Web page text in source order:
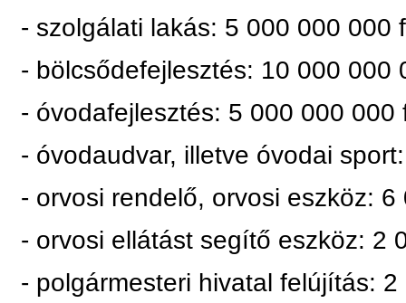
- szolgálati lakás: 5 000 000 000
- bölcsődefejlesztés: 10 000 000
- óvodafejlesztés: 5 000 000 000
- óvodaudvar, illetve óvodai
- orvosi rendelő, orvosi eszköz:
- orvosi ellátást segítő eszköz: 2
- polgármesteri hivatal felújítás: